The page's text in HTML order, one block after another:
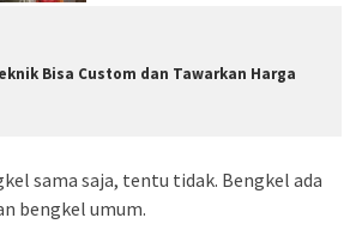
Bisa Custom dan Tawarkan Harga
sama saja, tentu tidak. Bengkel ada
bengkel umum.